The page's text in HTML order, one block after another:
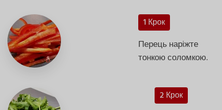
1 Крок
Перець наріжте
тонкою соломкою.
2 Крок